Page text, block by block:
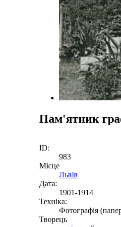
Пам'ятник
ID:
983
Місце
Львів
Дата:
1901-1914
Техніка:
Фотографія
Творець